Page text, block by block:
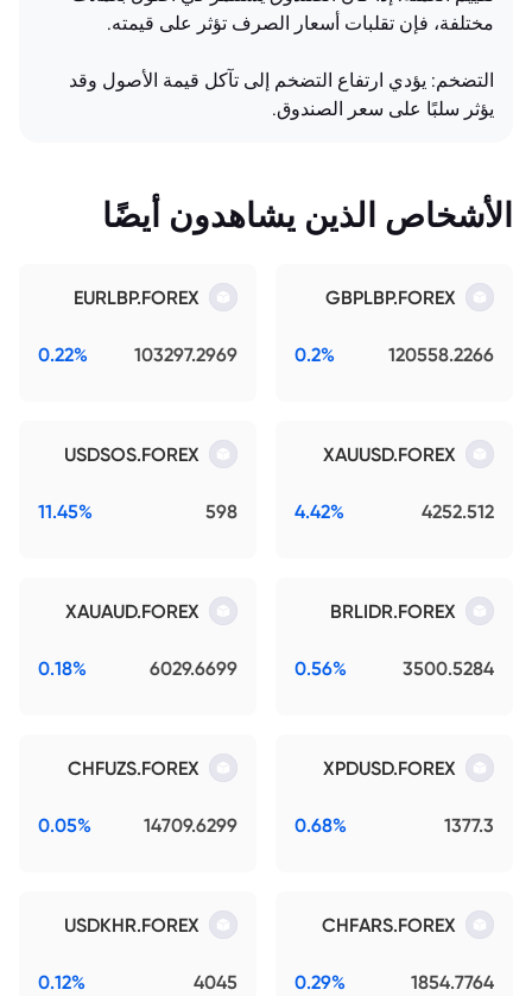
مختلفة، فإن تقلبات أسعار الصرف تؤثر على قيمته.
التضخم: يؤدي ارتفاع التضخم إلى تآكل قيمة الأصول وقد
يؤثر سلبًا على سعر الصندوق.
الأشخاص الذين يشاهدون أيضًا
GBPLBP.FOREX
120558.2266
0.2%
EURLBP.FOREX
103297.2969
0.22%
XAUUSD.FOREX
4252.512
4.42%
USDSOS.FOREX
598
11.45%
BRLIDR.FOREX
3500.5284
0.56%
XAUAUD.FOREX
6029.6699
0.18%
XPDUSD.FOREX
1377.3
0.68%
CHFUZS.FOREX
14709.6299
0.05%
CHFARS.FOREX
1854.7764
0.29%
USDKHR.FOREX
4045
0.12%